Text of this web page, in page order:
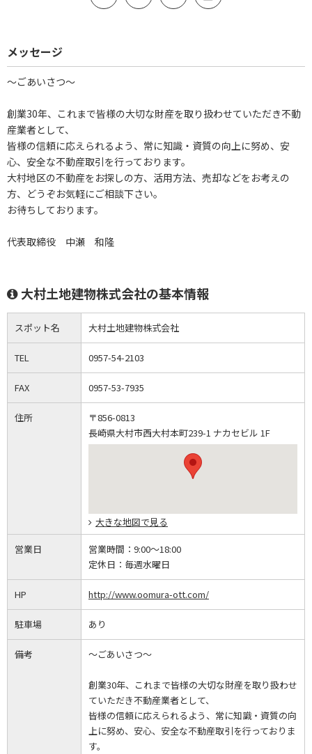
メッセージ
～ごあいさつ～
創業30年、これまで皆様の大切な財産を取り扱わせていただき不動
産業者として、
皆様の信頼に応えられるよう、常に知識・資質の向上に努め、安
心、安全な不動産取引を行っております。
大村地区の不動産をお探しの方、活用方法、売却などをお考えの
方、どうぞお気軽にご相談下さい。
お待ちしております。
代表取締役 中瀬 和隆
大村土地建物株式会社の基本情報
スポット名 大村土地建物株式会社
TEL 0957-54-2103
FAX 0957-53-7935
住所
〒856-0813
長崎県大村市西大村本町239-1 ナカセビル 1F
大きな地図で見る
営業日 営業時間： 9:00～18:00
定休日： 毎週水曜日
HP http://www.oomura-ott.com/
駐車場 あり
備考 ～ごあいさつ～
創業30年、これまで皆様の大切な財産を取り扱わせ
ていただき不動産業者として、
皆様の信頼に応えられるよう、常に知識・資質の向
上に努め、安心、安全な不動産取引を行っておりま
す。